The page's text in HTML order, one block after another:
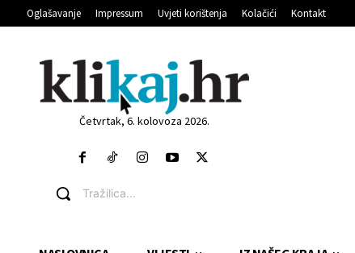
Oglašavanje Impressum Uvjeti korištenja Kolačići Kontakt
Četvrtak, 6. kolovoza 2026.
Tražilica...